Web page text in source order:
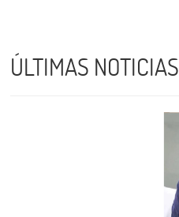
ÚLTIMAS NOTICIAS